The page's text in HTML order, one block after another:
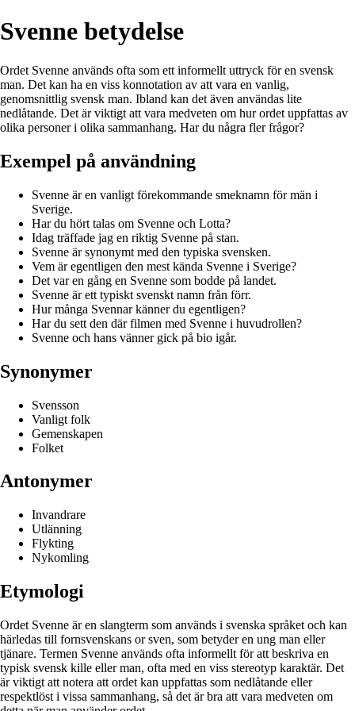
Svenne betydelse
Ordet Svenne används ofta som ett informellt uttryck för en svensk
man. Det kan ha en viss konnotation av att vara en vanlig,
genomsnittlig svensk man. Ibland kan det även användas lite
nedlåtande. Det är viktigt att vara medveten om hur ordet uppfattas av
olika personer i olika sammanhang. Har du några fler frågor?
Exempel på användning
Svenne är en vanligt förekommande smeknamn för män i
Sverige.
Har du hört talas om Svenne och Lotta?
Idag träffade jag en riktig Svenne på stan.
Svenne är synonymt med den typiska svensken.
Vem är egentligen den mest kända Svenne i Sverige?
Det var en gång en Svenne som bodde på landet.
Svenne är ett typiskt svenskt namn från förr.
Hur många Svennar känner du egentligen?
Har du sett den där filmen med Svenne i huvudrollen?
Svenne och hans vänner gick på bio igår.
Synonymer
Svensson
Vanligt folk
Gemenskapen
Folket
Antonymer
Invandrare
Utlänning
Flykting
Nykomling
Etymologi
Ordet Svenne är en slangterm som används i svenska språket och kan
härledas till fornsvenskans or sven, som betyder en ung man eller
tjänare. Termen Svenne används ofta informellt för att beskriva en
typisk svensk kille eller man, ofta med en viss stereotyp karaktär. Det
är viktigt att notera att ordet kan uppfattas som nedlåtande eller
respektlöst i vissa sammanhang, så det är bra att vara medveten om